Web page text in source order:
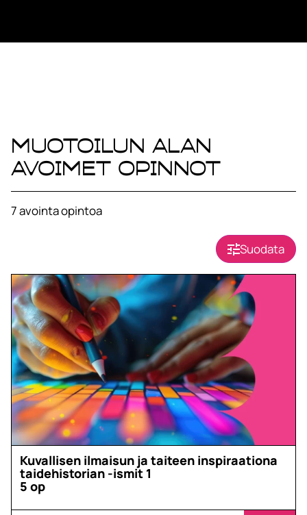
Muotoilun alan
avoimet opinnot
7avointa opintoa
Suodata
Kuvallisen ilmaisun ja taiteen inspiraationa
taidehistorian -ismit 1
5 op